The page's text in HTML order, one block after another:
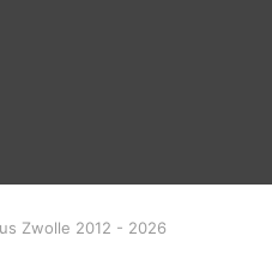
Zwolle 2012 - 2026